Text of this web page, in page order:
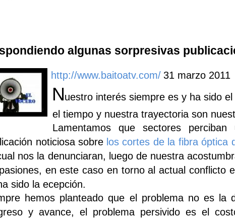
algunas sorpresivas
http://www.baitoatv.com/31 marzo 2011
Nuestro interés siempre es y ha sido
el tiempo y nuestra trayectoria son
Lamentamos que sectores
noticiosa sobre los cortes de la fibra óptica
nos la denunciaran, luego de nuestra
en este caso en torno al actual conflicto
sido la ecepción.
hemos planteado que el problema no es la
y avance, el problema persivido es el